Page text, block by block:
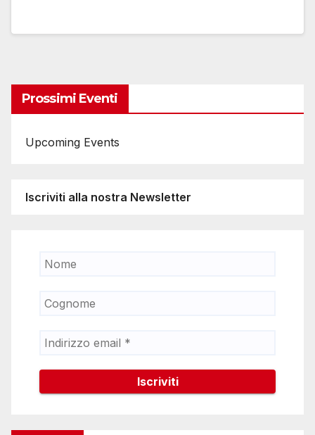
Prossimi Eventi
Upcoming Events
Iscriviti alla nostra Newsletter